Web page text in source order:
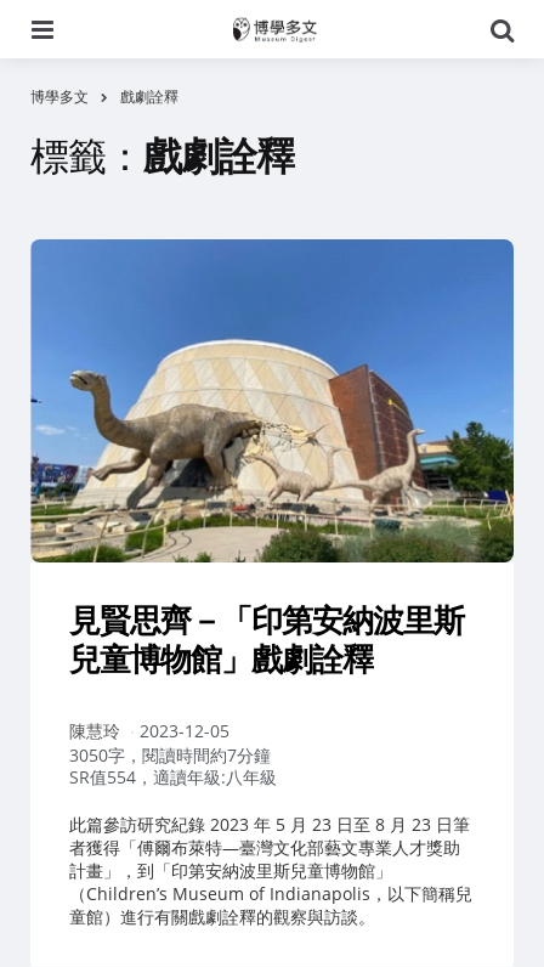
尋
博學多文 戲劇詮釋
標籤： 戲劇詮釋
見賢思齊－「印第安納波里斯
兒童博物館」戲劇詮釋
作
者：
陳慧玲
2023-12-05
3050字，閱讀時間約7分鐘
SR值554，適讀年級:八年級
此篇參訪研究紀錄 2023 年 5 月 23 日至 8 月 23 日筆
者獲得「傅爾布萊特—臺灣文化部藝文專業人才獎助
計畫」，到「印第安納波里斯兒童博物館」
（Children’s Museum of Indianapolis，以下簡稱兒
童館）進行有關戲劇詮釋的觀察與訪談。